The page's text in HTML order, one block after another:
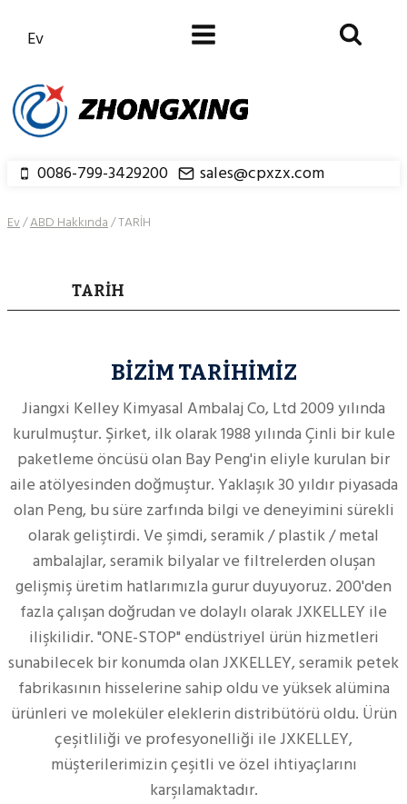
Ev
0086-799-3429200 sales@cpxzx.com
Ev/ABD Hakkında/TARİH
TARIH
BİZİM TARİHİMİZ
Jiangxi Kelley Kimyasal Ambalaj Co, Ltd 2009 yılında
kurulmuştur. Şirket, ilk olarak 1988 yılında Çinli bir kule
paketleme öncüsü olan Bay Peng'in eliyle kurulan bir
aile atölyesinden doğmuştur. Yaklaşık 30 yıldır piyasada
olan Peng, bu süre zarfında bilgi ve deneyimini sürekli
olarak geliştirdi. Ve şimdi, seramik / plastik / metal
ambalajlar, seramik bilyalar ve filtrelerden oluşan
gelişmiş üretim hatlarımızla gurur duyuyoruz. 200'den
fazla çalışan doğrudan ve dolaylı olarak JXKELLEY ile
ilişkilidir. "ONE-STOP" endüstriyel ürün hizmetleri
sunabilecek bir konumda olan JXKELLEY, seramik petek
fabrikasının hisselerine sahip oldu ve yüksek alümina
ürünleri ve moleküler eleklerin distribütörü oldu. Ürün
çeşitliliği ve profesyonelliği ile JXKELLEY,
müşterilerimizin çeşitli ve özel ihtiyaçlarını
karşılamaktadır.